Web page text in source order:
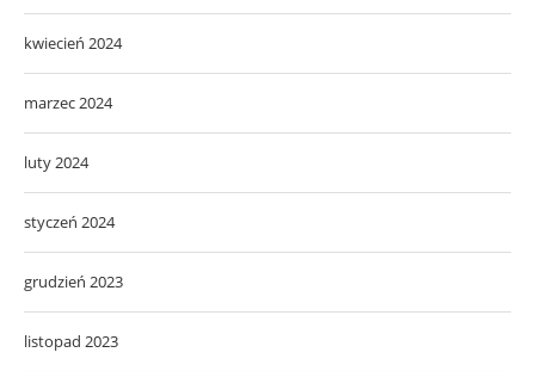
kwiecień 2024
marzec 2024
luty 2024
styczeń 2024
grudzień 2023
listopad 2023